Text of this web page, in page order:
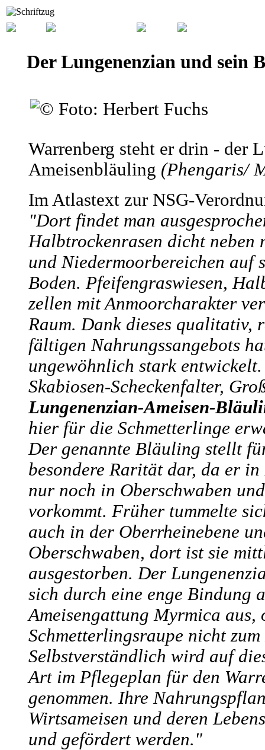
Der Lungenenzian und sein
Warrenberg steht er drin - der
Ameisenbläuling (Phengaris/
Im Atlastext zur NSG-
"Dort findet man
Halbtrockenrasen dicht neben
und Niedermoorbereichen auf
Boden. Pfeifengras­wiesen,
zellen mit Anmoorcharakter
Raum. Dank dieses
fältigen Nahrungs­sangebots
ungewöhnlich stark
Skabiosen-Scheckenfalter,
Lungenenzian-Ameisen-
hier für die Schmetterlinge
Der genannte Bläuling stellt
besondere Rarität dar, da er
nur noch in Ober­schwaben
vorkommt. Früher tummelte
auch in der Oberrheinebene
Oberschwaben, dort ist sie
ausgestorben. Der
sich durch eine enge Bindung
Ameisengattung Myrmica aus,
Schmetterlingsraupe nicht
Selbstverständlich wird auf
Art im Pflegeplan für den
genommen. Ihre
Wirtsameisen und deren
und gefördert werden."